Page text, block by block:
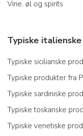
Vine, øl og spirits
Typiske
Typiske sicilianske
Typiske produkter fra
Typiske sardiniske
Typiske toskanske
Typiske venetiske